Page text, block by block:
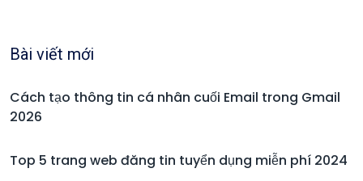
Bài viết mới
Cách tạo thông tin cá nhân cuối Email trong Gmail
2026
Top 5 trang web đăng tin tuyển dụng miễn phí 2024